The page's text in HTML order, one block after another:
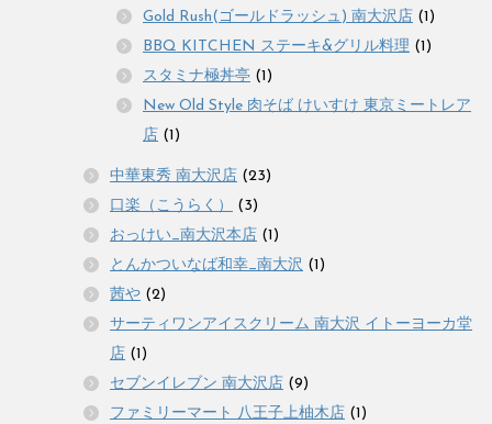
Gold Rush(ゴールドラッシュ) 南大沢店 (1)
BBQ KITCHEN ステーキ&グリル料理 (1)
スタミナ極丼亭 (1)
New Old Style 肉そば けいすけ 東京ミートレア
店 (1)
中華東秀 南大沢店 (23)
口楽（こうらく）
(3)
おっけい_南大沢本店 (1)
とんかついなば和幸_南大沢 (1)
茜や (2)
サーティワンアイスクリーム 南大沢 イトーヨーカ堂
店 (1)
セブンイレブン 南大沢店 (9)
ファミリーマート 八王子上柚木店 (1)